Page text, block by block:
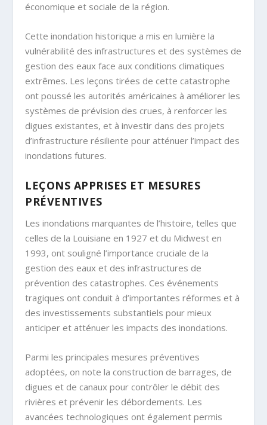
économique et sociale de la région.
Cette inondation historique a mis en lumière la
vulnérabilité des infrastructures et des systèmes de
gestion des eaux face aux conditions climatiques
extrêmes. Les leçons tirées de cette catastrophe
ont poussé les autorités américaines à améliorer les
systèmes de prévision des crues, à renforcer les
digues existantes, et à investir dans des projets
d’infrastructure résiliente pour atténuer l’impact des
inondations futures.
LEÇONS APPRISES ET MESURES
PRÉVENTIVES
Les inondations marquantes de l’histoire, telles que
celles de la Louisiane en 1927 et du Midwest en
1993, ont souligné l’importance cruciale de la
gestion des eaux et des infrastructures de
prévention des catastrophes. Ces événements
tragiques ont conduit à d’importantes réformes et à
des investissements substantiels pour mieux
anticiper et atténuer les impacts des inondations.
Parmi les principales mesures préventives
adoptées, on note la construction de barrages, de
digues et de canaux pour contrôler le débit des
rivières et prévenir les débordements. Les
avancées technologiques ont également permis